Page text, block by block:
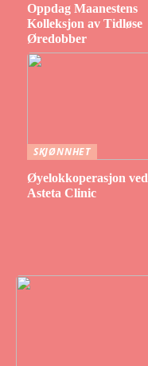
Oppdag Maanestens
Kolleksjon av Tidløse
Øredobber
SKJØNNHET
Øyelokkoperasjon ved
Asteta Clinic